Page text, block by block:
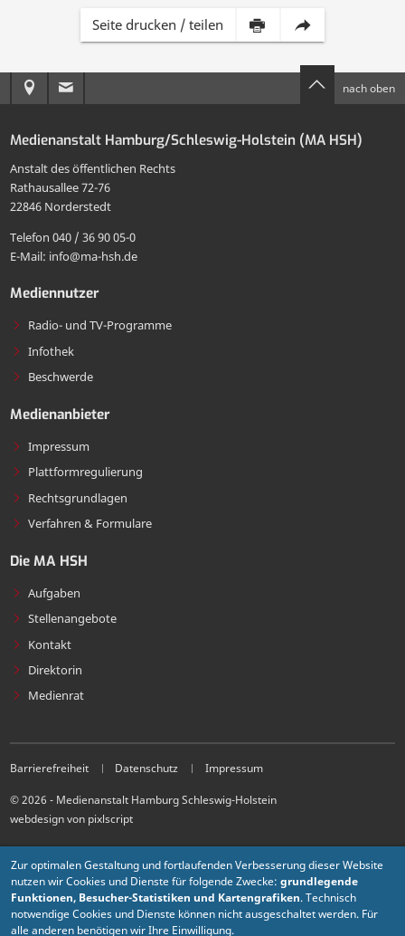
Seite drucken / teilen
Inhalt Diese
per
Anreise
MA
HSH
an
die
MA
HSH
nach oben
Medienanstalt Hamburg/Schleswig-Holstein (MA HSH)
Anstalt des öffentlichen Rechts
Rathausallee 72-76
22846 Norderstedt
Telefon 040 / 36 90 05-0
E-Mail: info@ma-hsh.de
Mediennutzer
Radio- und TV-Programme
Infothek
Beschwerde
Medienanbieter
Impressum
Plattformregulierung
Rechtsgrundlagen
Verfahren & Formulare
Die MA HSH
Aufgaben
Stellenangebote
Kontakt
Direktorin
Medienrat
Barrierefreiheit Datenschutz Impressum
© 2026 - Medienanstalt Hamburg Schleswig-Holstein
webdesign von pixlscript
Zur optimalen Gestaltung und fortlaufenden Verbesserung dieser Website
nutzen wir Cookies und Dienste für folgende Zwecke: grundlegende
Funktionen, Besucher-Statistiken und Kartengrafiken. Technisch
notwendige Cookies und Dienste können nicht ausgeschaltet werden. Für
alle anderen benötigen wir Ihre Einwilligung.